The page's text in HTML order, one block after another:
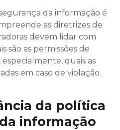
da informação é
as diretrizes de
devem lidar com
são as permissões de
especialmente, quais as
em caso de violação.
da política
informação